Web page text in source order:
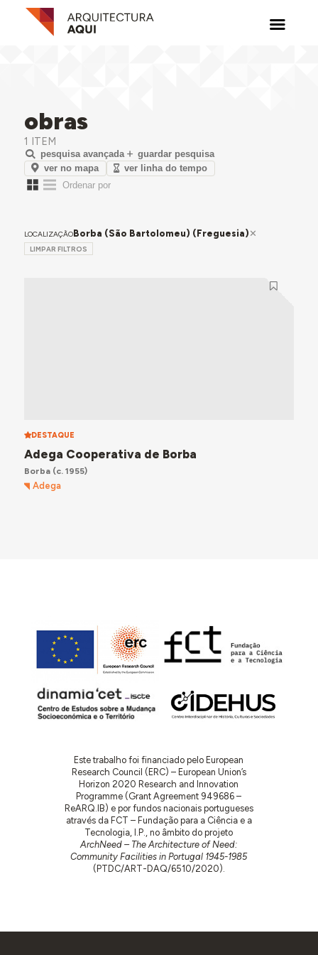
obras
1 ITEM
pesquisa avançada
guardar pesquisa
ver no mapa
ver linha do tempo
LOCALIZAÇÃOBorba (São Bartolomeu) (Freguesia)
LIMPAR FILTROS
DESTAQUE
Adega Cooperativa de Borba
Borba(c. 1955)
Adega
Este trabalho foi financiado pelo European
Research Council (ERC) – European Union’s
Horizon 2020 Research and Innovation
Programme (Grant Agreement 949686 –
ReARQ.IB) e por fundos nacionais portugueses
através da FCT – Fundação para a Ciência e a
Tecnologia, I.P., no âmbito do projeto
ArchNeed – The Architecture of Need:
Community Facilities in Portugal 1945-1985
(PTDC/ART-DAQ/6510/2020).